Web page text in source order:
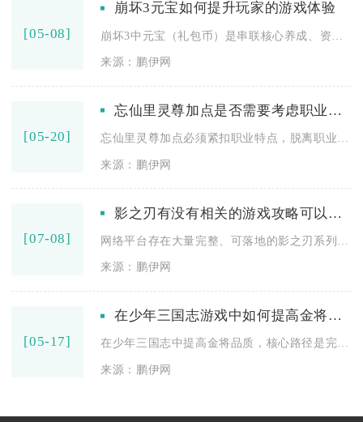
[05-08]
崩坏3元宝如何提升玩家的游戏体验
来源：鹏伊网
[05-20]
忘仙里灵尊加点是否需要考虑职业特点
忘仙里灵尊加点必须紧扣职业特点，脱离职业定位的加点会导致输出...
来源：鹏伊网
[07-08]
影之刃有没有相关的游戏攻略可以参考
来源：鹏伊网
[05-17]
在少年三国志游戏中如何提高金将的品质
在少年三国志中提高金将品质，核心路径是完成金将试炼进阶、消耗...
来源：鹏伊网